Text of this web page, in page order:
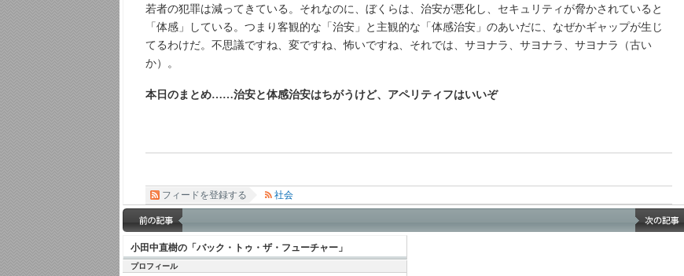
若者の犯罪は減ってきている。それなのに、ぼくらは、治安が悪化し、セキュリティが脅かされていると
「体感」している。つまり客観的な「治安」と主観的な「体感治安」のあいだに、なぜかギャップが生じ
てるわけだ。不思議ですね、変ですね、怖いですね、それでは、サヨナラ、サヨナラ、サヨナラ（古い
か）。
本日のまとめ……治安と体感治安はちがうけど、アペリティフはいいぞ
フィードを登録する 社会
小田中直樹の「バック・トゥ・ザ・フューチャー」
プロフィール